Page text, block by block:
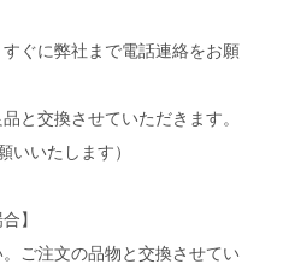
ぐに弊社まで電話連絡をお願
と交換させていただきます。
いいたします）
】
ご注文の品物と交換させてい